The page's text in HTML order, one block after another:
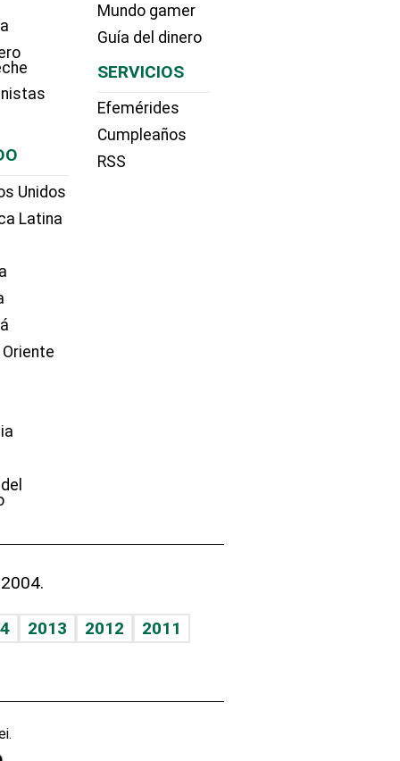
Unidos
Latina
Mundo gamer
Guía del dinero
SERVICIOS
Efemérides
Cumpleaños
RSS
2013 2012
2011